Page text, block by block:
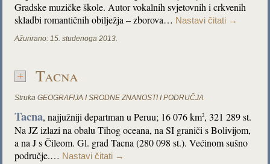
Gradske muzičke škole. Autor vokalnih svjetovnih i crkvenih
skladbi romantičnih obilježja – zborova… Nastavi čitati →
Ažurirano: 15. studenoga 2013.
Tacna
Struka GEOGRAFIJA I SRODNE ZNANOSTI I PODRUČJA
Tacna, najjužniji departman u Peruu; 16 076 km2, 321 289 st.
Na JZ izlazi na obalu Tihog oceana, na SI graniči s Bolivijom,
a na J s Čileom. Gl. grad Tacna (280 098 st.). Većinom sušno
područje.… Nastavi čitati →